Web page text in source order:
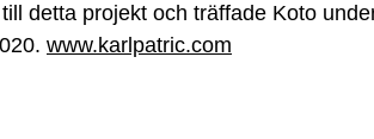
detta projekt och träffade Koto
www.karlpatric.com